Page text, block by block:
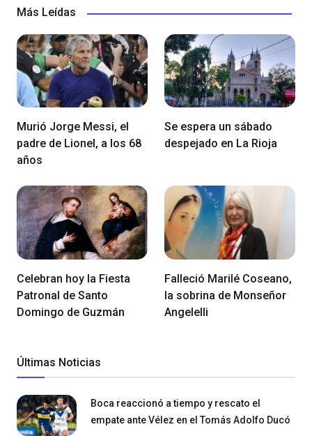
Más Leídas
Murió Jorge Messi, el
padre de Lionel, a los 68
años
Se espera un sábado
despejado en La Rioja
Celebran hoy la Fiesta
Patronal de Santo
Domingo de Guzmán
Falleció Marilé Coseano,
la sobrina de Monseñor
Angelelli
Últimas Noticias
Boca reaccionó a tiempo y rescato el
empate ante Vélez en el Tomás Adolfo Ducó